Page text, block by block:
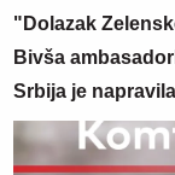
"Dolazak
Bivša
Srbija je